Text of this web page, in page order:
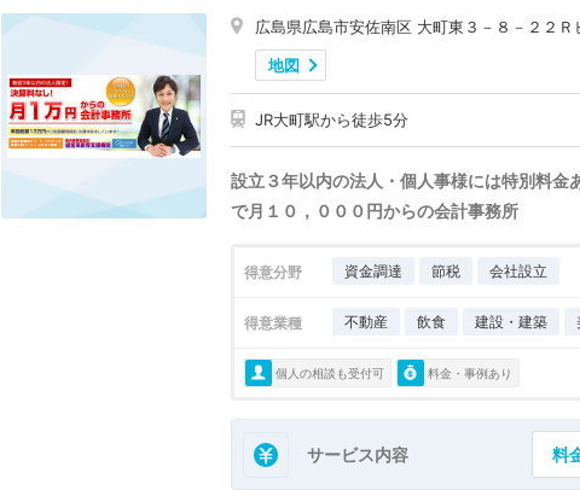
広島県広島市安佐南区 大町東３－８－２２Ｒ
地図
JR大町駅から徒歩5分
設立３年以内の法人・個人事様には特別料
で月１０，０００円からの会計事務所
得意分野 資金調達 節税 会社設立
得意業種 不動産 飲食 建設・建築
個人の相談も受付可 料金・事例あり
サービス内容 料